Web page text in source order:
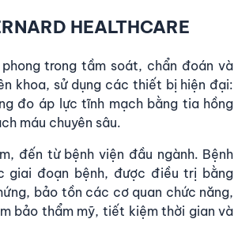
HEALTHCARE
trong tầm soát, chẩn đoán và
khoa, sử dụng các thiết bị hiện đại:
đo áp lực tĩnh mạch bằng tia hồng
máu chuyên sâu.
đến từ bệnh viện đầu ngành. Bệnh
giai đoạn bệnh, được điều trị bằng
bảo tồn các cơ quan chức năng,
bảo thẩm mỹ, tiết kiệm thời gian và